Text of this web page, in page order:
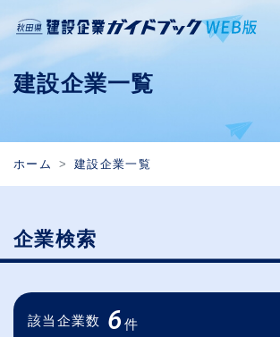
建設企業一覧
ホーム 建設企業一覧
企業検索
該当企業数 6 件